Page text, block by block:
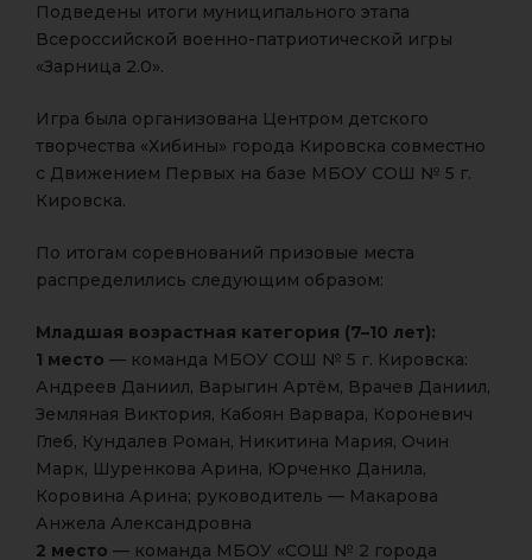
Подведены итоги муниципального этапа
Всероссийской военно-патриотической игры
«Зарница 2.0».
Игра была организована Центром детского
творчества «Хибины» города Кировска совместно
с Движением Первых на базе МБОУ СОШ № 5 г.
Кировска.
По итогам соревнований призовые места
распределились следующим образом:
Младшая возрастная категория (7–10 лет):
1 место — команда МБОУ СОШ № 5 г. Кировска:
Андреев Даниил, Варыгин Артём, Врачев Даниил,
Земляная Виктория, Кабоян Варвара, Короневич
Глеб, Кундалев Роман, Никитина Мария, Очин
Марк, Шуренкова Арина, Юрченко Данила,
Коровина Арина; руководитель — Макарова
Анжела Александровна
2 место — команда МБОУ «СОШ № 2 города